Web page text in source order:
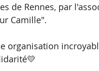
de Rennes, par
Camille".
organisation